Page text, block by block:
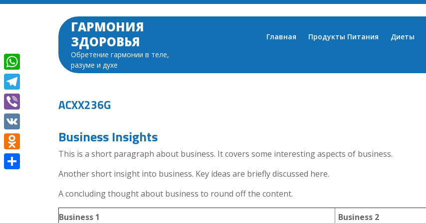
Перейти
ГАРМОНИЯ
ЗДОРОВЬЯ
Обретение гармонии в теле,
разуме и духе
Главная Продукты Питания Диеты
ACXX236G
Business Insights
This is a short paragraph about business. It covers some interesting aspects of business.
Another short insight into business. Key ideas are briefly discussed here.
A concluding thought about business to round off the content.
Business 1
Business 2
WhatsApp
Telegram
Viber
VK
Odnoklassniki